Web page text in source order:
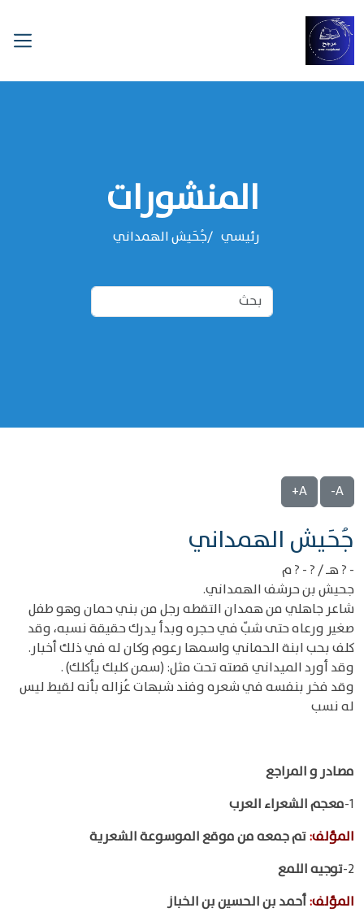
المنشورات
رئيسي ‌‌جُحَيش الهمداني
A-
A+
‌‌جُحَيش الهمداني
- ? هـ / ? - ? م
جحيش بن حرشف الهمداني.
شاعر جاهلي من همدان التقطه رجل من بني حمان وهو طفل
صغير ورعاه حتى شبّ في حجره وبدأ يدرك حقيقة نسبه، وقد
كلف بحب ابنة الحماني واسمها رعوم وكان له في ذلك أخبار.
وقد أورد الميداني قصته تحت مثل: (سمن كلبك يأكلك) .
وقد فخر بنفسه في شعره وفند شبهات عُزاله بأنه لقيط ليس
له نسب
مصادر و المراجع
1- معجم الشعراء العرب
المؤلف:تم جمعه من موقع الموسوعة الشعرية
2- توجيه اللمع
المؤلف:أحمد بن الحسين بن الخباز